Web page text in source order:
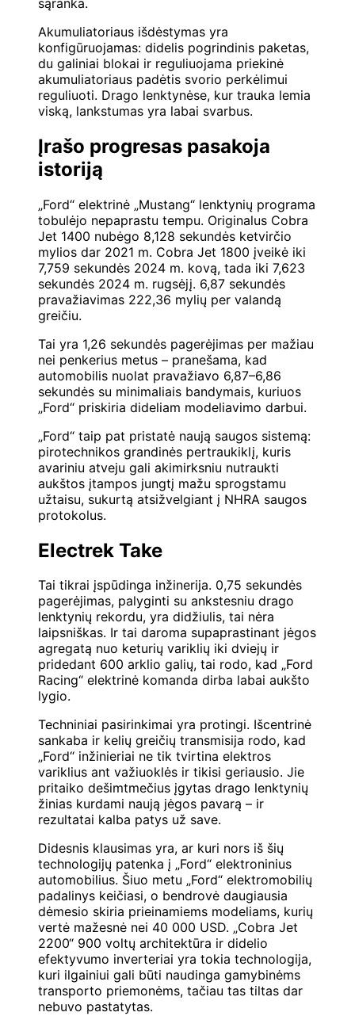
Akumuliatoriaus išdėstymas yra
konfigūruojamas: didelis pogrindinis paketas,
du galiniai blokai ir reguliuojama priekinė
akumuliatoriaus padėtis svorio perkėlimui
reguliuoti. Drago lenktynėse, kur trauka lemia
viską, lankstumas yra labai svarbus.
Įrašo progresas pasakoja
istoriją
„Ford“ elektrinė „Mustang“ lenktynių programa
tobulėjo nepaprastu tempu. Originalus Cobra
Jet 1400 nubėgo 8,128 sekundės ketvirčio
mylios dar 2021 m. Cobra Jet 1800 įveikė iki
7,759 sekundės 2024 m. kovą, tada iki 7,623
sekundės 2024 m. rugsėjį. 6,87 sekundės
pravažiavimas 222,36 mylių per valandą
greičiu.
Tai yra 1,26 sekundės pagerėjimas per mažiau
nei penkerius metus – pranešama, kad
automobilis nuolat pravažiavo 6,87–6,86
sekundės su minimaliais bandymais, kuriuos
„Ford“ priskiria dideliam modeliavimo darbui.
„Ford“ taip pat pristatė naują saugos sistemą:
pirotechnikos grandinės pertraukiklį, kuris
avariniu atveju gali akimirksniu nutraukti
aukštos įtampos jungtį mažu sprogstamu
užtaisu, sukurtą atsižvelgiant į NHRA saugos
protokolus.
Electrek Take
Tai tikrai įspūdinga inžinerija. 0,75 sekundės
pagerėjimas, palyginti su ankstesniu drago
lenktynių rekordu, yra didžiulis, tai nėra
laipsniškas. Ir tai daroma supaprastinant jėgos
agregatą nuo keturių variklių iki dviejų ir
pridedant 600 arklio galių, tai rodo, kad „Ford
Racing“ elektrinė komanda dirba labai aukšto
lygio.
Techniniai pasirinkimai yra protingi. Išcentrinė
sankaba ir kelių greičių transmisija rodo, kad
„Ford“ inžinieriai ne tik tvirtina elektros
variklius ant važiuoklės ir tikisi geriausio. Jie
pritaiko dešimtmečius įgytas drago lenktynių
žinias kurdami naują jėgos pavarą – ir
rezultatai kalba patys už save.
Didesnis klausimas yra, ar kuri nors iš šių
technologijų patenka į „Ford“ elektroninius
automobilius. Šiuo metu „Ford“ elektromobilių
padalinys keičiasi, o bendrovė daugiausia
dėmesio skiria prieinamiems modeliams, kurių
vertė mažesnė nei 40 000 USD. „Cobra Jet
2200“ 900 voltų architektūra ir didelio
efektyvumo inverteriai yra tokia technologija,
kuri ilgainiui gali būti naudinga gamybinėms
transporto priemonėms, tačiau tas tiltas dar
nebuvo pastatytas.